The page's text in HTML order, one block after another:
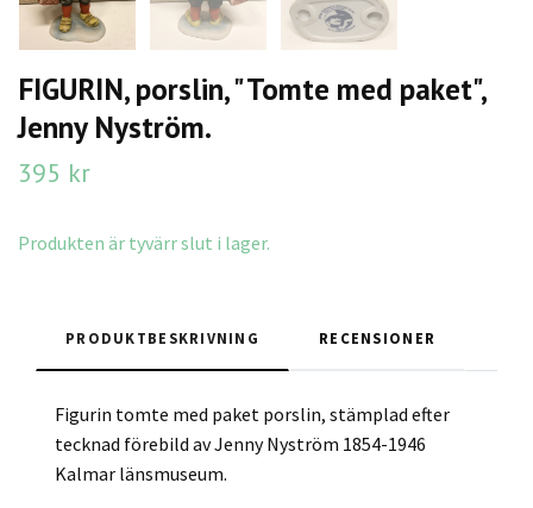
FIGURIN, porslin, "Tomte med paket",
Jenny Nyström.
395 kr
Produkten är tyvärr slut i lager.
PRODUKTBESKRIVNING RECENSIONER
Figurin tomte med paket porslin, stämplad efter
tecknad förebild av Jenny Nyström 1854-1946
Kalmar länsmuseum.